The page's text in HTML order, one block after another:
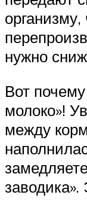
организму,
нужно
Вот
молоко»!
между